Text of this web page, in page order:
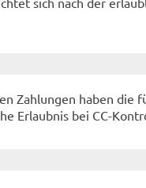
Zah­lun­gen haben
Er­laub­nis bei CC-​